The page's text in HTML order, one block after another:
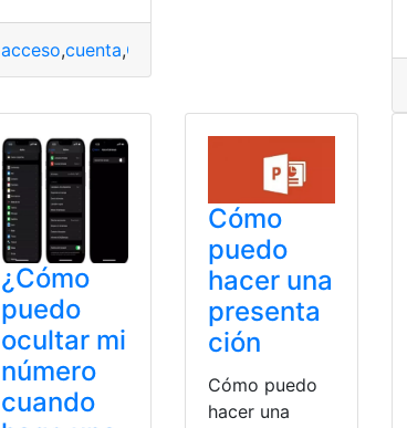
acceso,cuenta,Grabar
¿Cómo
puedo
ocultar mi
número
cuando
Cómo
puedo
hacer una
presenta
ción
Cómo puedo
hacer una